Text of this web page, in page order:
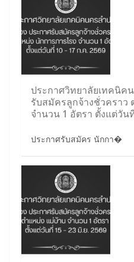
ประกาศวิทยาลัยเทคนิค
รับสมัครลูกจ้างชั่วคราว
จำนวน 1 อัตรา ตั้งแต่วัน
ประกาศรับสมัคร นักกา�